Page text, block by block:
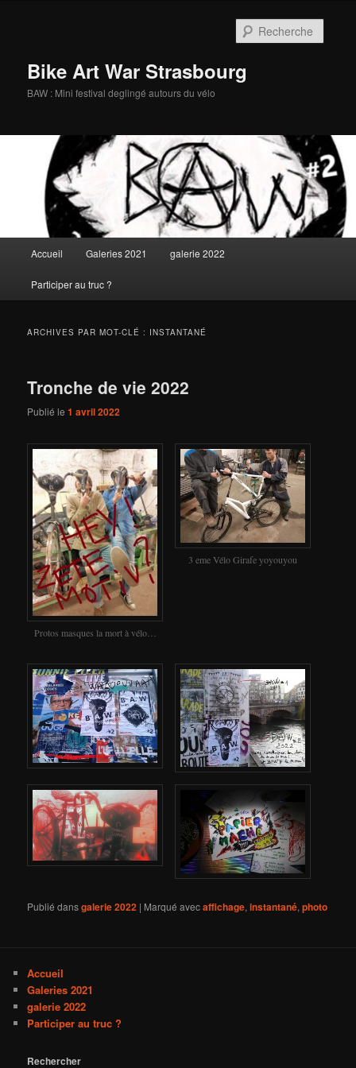
Bike Art War Strasbourg
BAW : Mini festival deglingé autours du vélo
principal
Accueil Galeries 2021 galerie 2022
Participer au truc ?
ARCHIVES PAR MOT-CLÉ : INSTANTANÉ
Tronche de vie 2022
Publié le1 avril 2022
Protos masques la mort à vélo…
3 eme Vélo Girafe yoyouyou
Publié dansgalerie 2022 | Marqué avecaffichage,instantané,photo
Accueil
Galeries 2021
galerie 2022
Participer au truc ?
Rechercher